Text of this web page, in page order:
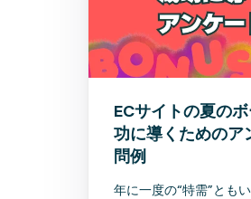
ECサイトの夏の
功に導くためのア
問例
年に一度の“特需”とも